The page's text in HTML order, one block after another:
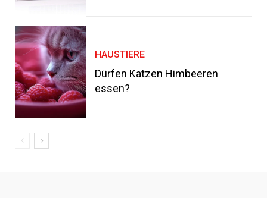
HAUSTIERE
Dürfen Katzen Himbeeren
essen?